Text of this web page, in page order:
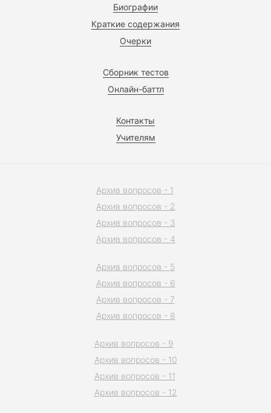
Биографии
Краткие содержания
Очерки
Сборник тестов
Онлайн-баттл
Контакты
Учителям
Архив вопросов - 1
Архив вопросов - 2
Архив вопросов - 3
Архив вопросов - 4
Архив вопросов - 5
Архив вопросов - 6
Архив вопросов - 7
Архив вопросов - 8
Архив вопросов - 9
Архив вопросов - 10
Архив вопросов - 11
Архив вопросов - 12